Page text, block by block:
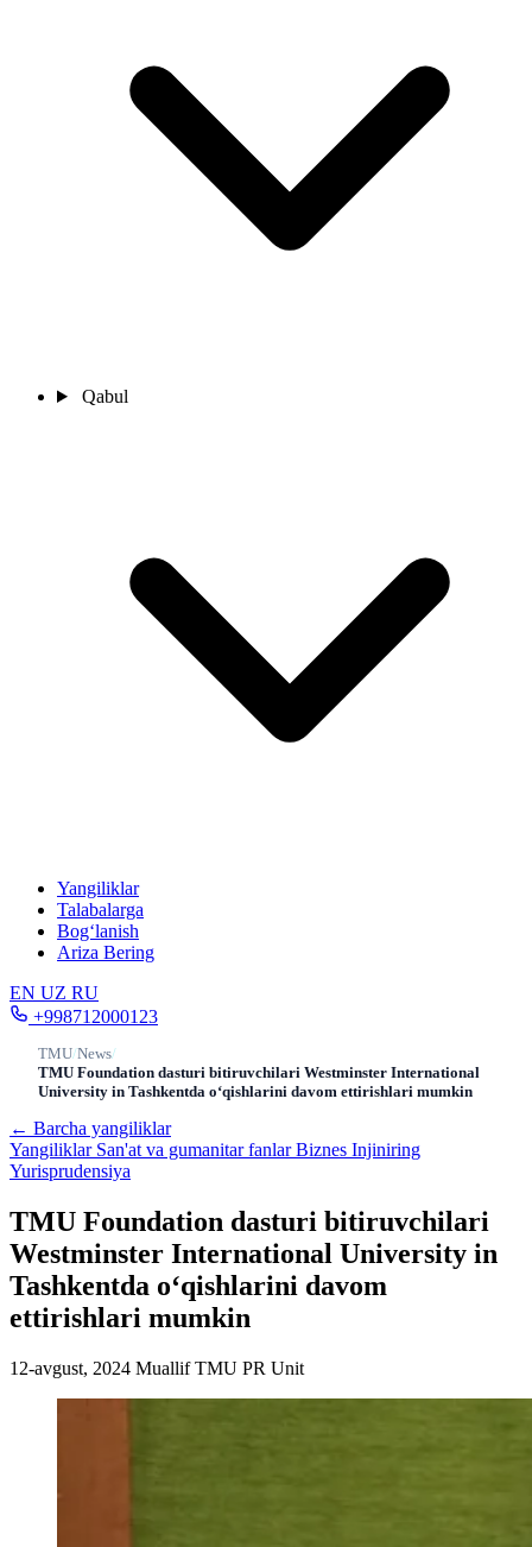
Qabul
Yangiliklar
Talabalarga
Bog‘lanish
Ariza Bering
EN UZ RU
+998712000123
TMU/News/
TMU Foundation dasturi bitiruvchilari Westminster International
University in Tashkentda o‘qishlarini davom ettirishlari mumkin
← Barcha yangiliklar
Yangiliklar San'at va gumanitar fanlarBiznes Injiniring
Yurisprudensiya
TMU Foundation dasturi bitiruvchilari
Westminster International University in
Tashkentda o‘qishlarini davom
ettirishlari mumkin
12-avgust, 2024 MuallifTMU PR Unit